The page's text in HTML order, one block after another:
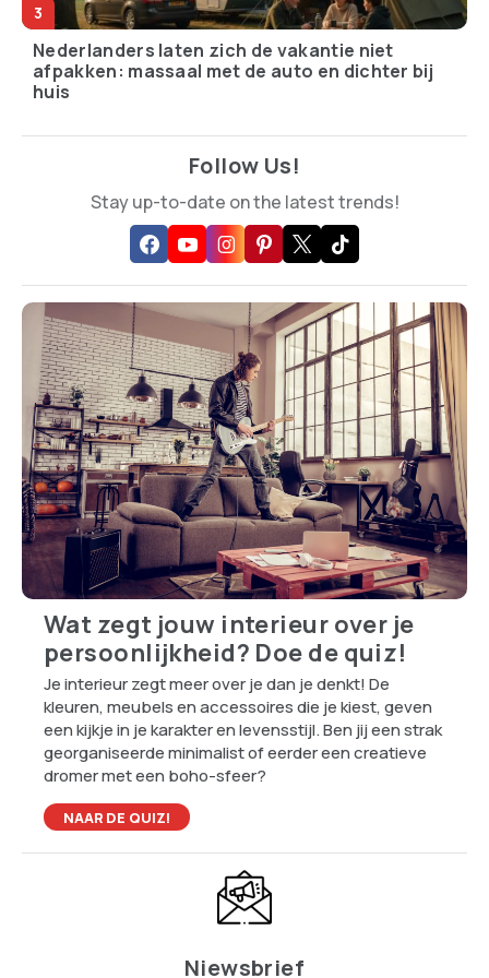
Nederlanders laten zich de vakantie niet
afpakken: massaal met de auto en dichter bij
huis
Follow Us!
Stay up-to-date on the latest trends!
Wat zegt jouw interieur over je
persoonlijkheid? Doe de quiz!
Je interieur zegt meer over je dan je denkt! De
kleuren, meubels en accessoires die je kiest, geven
een kijkje in je karakter en levensstijl. Ben jij een strak
georganiseerde minimalist of eerder een creatieve
dromer met een boho-sfeer?
NAAR DE QUIZ!
Niewsbrief